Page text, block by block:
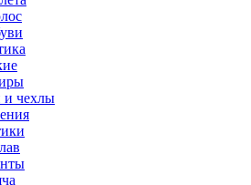
чехлы